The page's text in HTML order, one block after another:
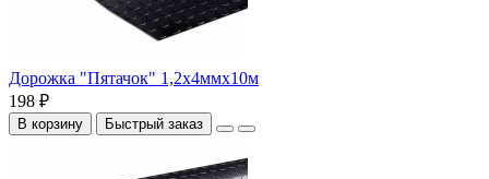
Дорожка "Пятачок" 1,2х4ммх10м
198 ₽
В корзину Быстрый заказ